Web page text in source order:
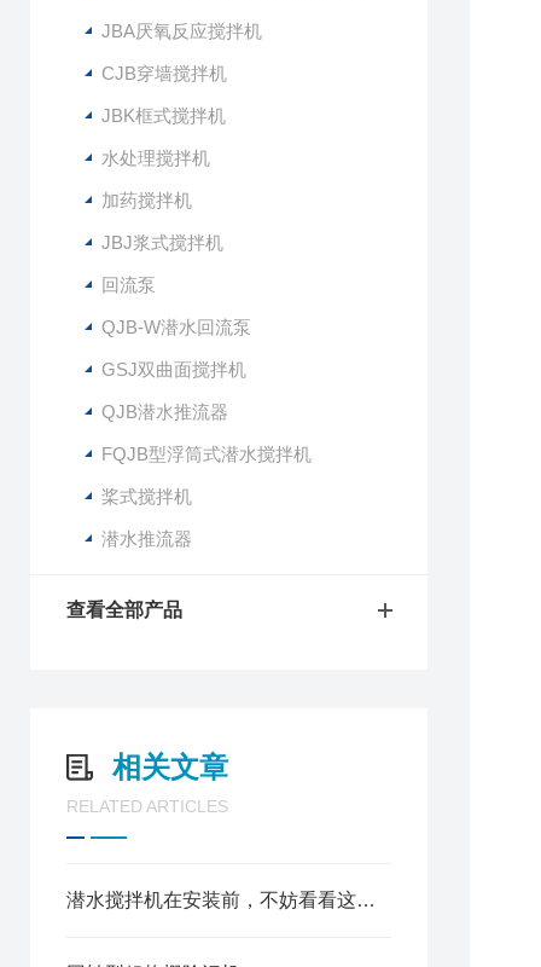
JBA厌氧反应搅拌机
CJB穿墙搅拌机
JBK框式搅拌机
水处理搅拌机
加药搅拌机
JBJ浆式搅拌机
回流泵
QJB-W潜水回流泵
GSJ双曲面搅拌机
QJB潜水推流器
FQJB型浮筒式潜水搅拌机
桨式搅拌机
潜水推流器
查看全部产品
相关文章
RELATED ARTICLES
潜水搅拌机在安装前，不妨看看这篇技术要点